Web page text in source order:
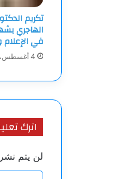
تكريم
الهاجري
في
4 أغسطس، 2026
اترك
لن يتم